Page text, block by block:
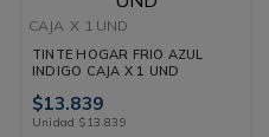
CAJA X 1 UND
TINTE HOGAR FRIO AZUL
INDIGO CAJA X 1 UND
$13.839
Unidad $13.839